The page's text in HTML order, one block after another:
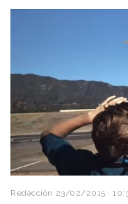
Redacción 23/02/2015 ·